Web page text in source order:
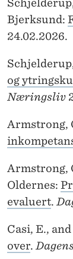
D
Bjerksund:
24.02.2026.
og
Næringsliv
Armstrong,
Armstrong,
Oldernes:
evaluert.
Casi, E.,
over.